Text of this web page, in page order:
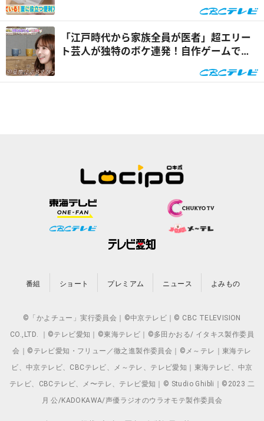
「江戸時代から家族全員が医者」超エリー
ト芸人が独特のボケ連発！自作ゲームで三
番組 ショート プレミアム ニュース よみもの
©「かよチュー」実行委員会｜©中京テレビ｜© CBC TELEVISION
CO.,LTD. ｜©テレビ愛知｜©東海テレビ｜©多田かおる/ イタキス製作委員
会｜©テレビ愛知・フリュー／徹之進製作委員会｜©メ～テレ｜東海テレ
ビ、中京テレビ、CBCテレビ、メ～テレ、テレビ愛知｜東海テレビ、中京
テレビ、CBCテレビ、メ〜テレ、テレビ愛知｜© Studio Ghibli｜©2023 二
月 公/KADOKAWA/声優ラジオのウラオモテ製作委員会